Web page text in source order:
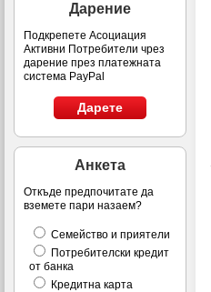
Дарение
Подкрепете Асоциация
Активни Потребители чрез
дарение през платежната
система PayPal
Дарете
Анкета
Откъде предпочитате да
вземете пари назаем?
Семейство и приятели
Потребителски кредит
от банка
Кредитна карта